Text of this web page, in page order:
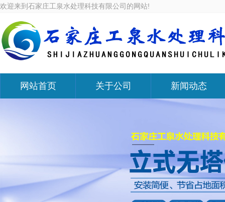
欢迎来到石家庄工泉水处理科技有限公司的网站!
网站首页 关于公司 新闻动态